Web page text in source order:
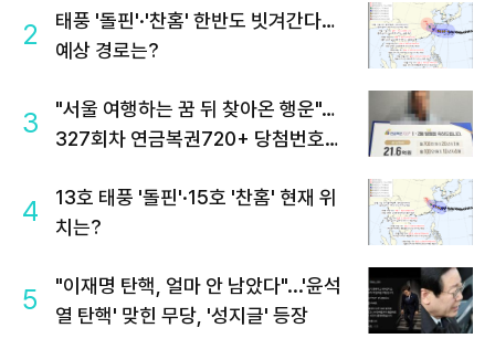
2
태풍 '돌핀'·'찬홈' 한반도 빗겨간다…
예상 경로는?
3
"서울 여행하는 꿈 뒤 찾아온 행운"…
327회차 연금복권720+ 당첨번호조
4
13호 태풍 '돌핀'·15호 '찬홈' 현재 위
치는?
5
"이재명 탄핵, 얼마 안 남았다"...'윤석
열 탄핵' 맞힌 무당, '성지글' 등장